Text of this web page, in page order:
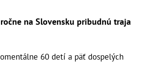
ročne na Slovensku pribudnú traja
60 detí a päť dospelých